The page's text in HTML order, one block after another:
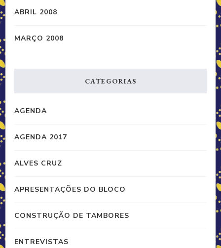
ABRIL 2008
MARÇO 2008
CATEGORIAS
AGENDA
AGENDA 2017
ALVES CRUZ
APRESENTAÇÕES DO BLOCO
CONSTRUÇÃO DE TAMBORES
ENTREVISTAS